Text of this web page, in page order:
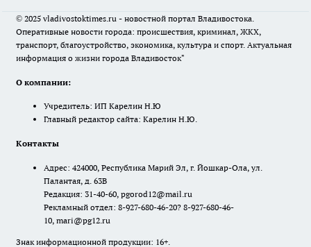
© 2025 vladivostoktimes.ru - новостной портал Владивостока.
Оперативные новости города: происшествия, криминал, ЖКХ,
транспорт, благоустройство, экономика, культура и спорт. Актуальная
информация о жизни города Владивосток"
О компании:
Учредитель: ИП Карелин Н.Ю
Главный редактор сайта: Карелин Н.Ю.
Контакты
Адрес: 424000, Республика Марий Эл, г. Йошкар-Ола, ул.
Палантая, д. 63В
Редакция: 31-40-60, pgorod12@mail.ru
Рекламный отдел: 8-927-680-46-20? 8-927-680-46-
10, mari@pg12.ru
Знак информационной продукции: 16+.